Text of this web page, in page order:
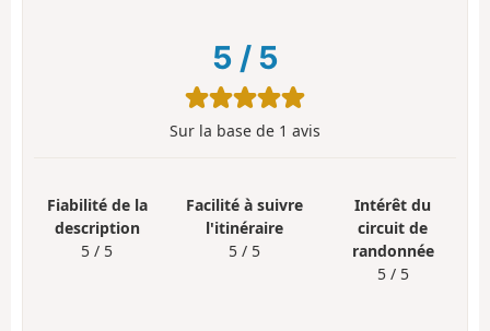
5 / 5
Sur la base de 1 avis
Fiabilité de la
description
5 / 5
Facilité à suivre
l'itinéraire
5 / 5
Intérêt du
circuit de
randonnée
5 / 5